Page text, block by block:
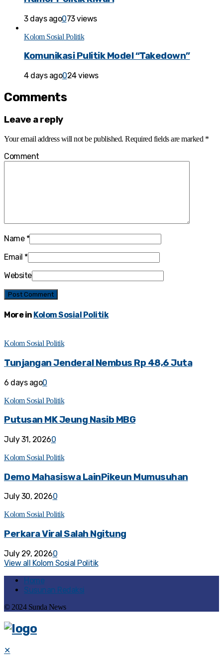
3 days ago073 views
Kolom Sosial Politik
Komunikasi Pulitik Model “Takedown”
4 days ago024 views
Comments
Leave a reply
Your email address will not be published. Required fields are marked *
Comment
Name *
Email *
Website
More in Kolom Sosial Politik
Kolom Sosial Politik
Tunjangan Jenderal Nembus Rp 48,6 Juta
6 days ago0
Kolom Sosial Politik
Putusan MK Jeung Nasib MBG
July 31, 20260
Kolom Sosial Politik
Demo Mahasiswa LainPikeun Mumusuhan
July 30, 20260
Kolom Sosial Politik
Perkara Viral Salah Ngitung
July 29, 20260
View all Kolom Sosial Politik
Home
Susunan Redaksi
© 2024 Sunda News
✕